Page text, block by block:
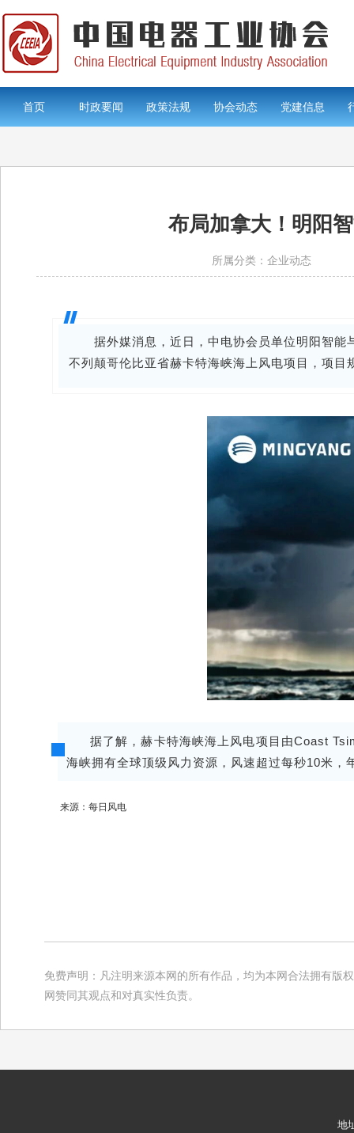
首页 时政要闻 政策法规 协会动态 党建信息
布局加拿大！明阳
所属分类：企业动态
据外媒消息，近日，中电协会员单位明阳智能
不列颠哥伦比亚省赫卡特海峡海上风电项目，项
据了解，赫卡特海峡海上风电项目由Coast
海峡拥有全球顶级风力资源，风速超过每秒10米，
来源：每日风电
免费声明：凡注明来源本网的所有作品，均为本网合法拥有版
网赞同其观点和对真实性负责。
地